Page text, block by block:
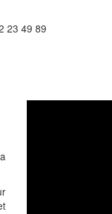
23 49 89